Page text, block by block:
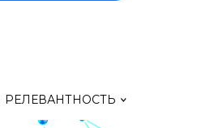
РЕЛЕВАНТНОСТЬ